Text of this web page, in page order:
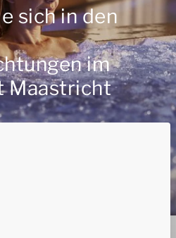
sich in den
im
Maastricht